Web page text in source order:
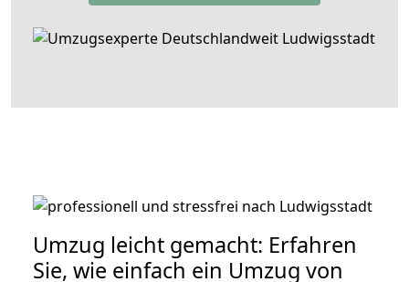
Umzug leicht gemacht: Erfahren
Sie, wie einfach ein Umzug von